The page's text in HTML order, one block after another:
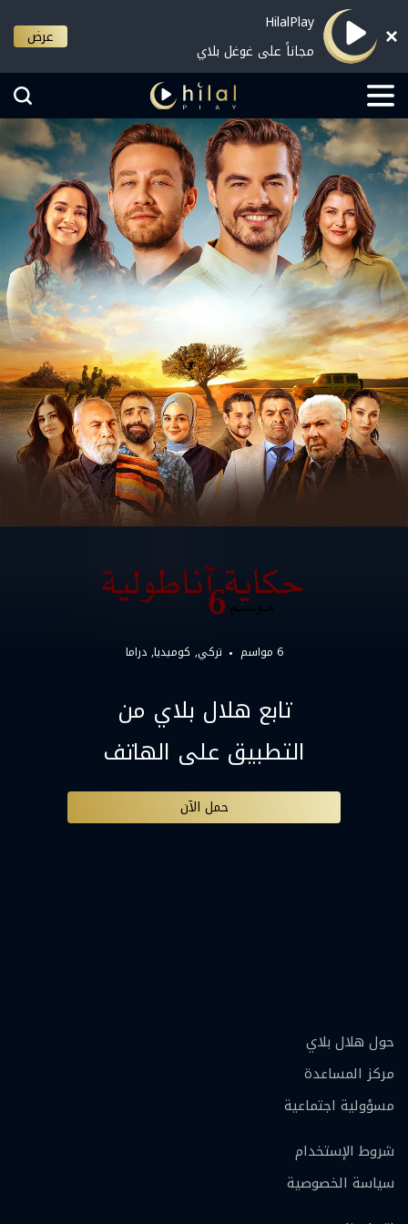
HilalPlay
مجاناً على غوغل بلاي
عرض
6 مواسم تركي كوميديا دراما
تابع هلال بلاي من
التطبيق على الهاتف
حمل الآن
حول هلال بلاي
مركز المساعدة
مسؤولية اجتماعية
شروط الإستخدام
سياسة الخصوصية